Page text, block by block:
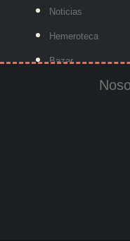
Noticias
Hemeroteca
Bazar